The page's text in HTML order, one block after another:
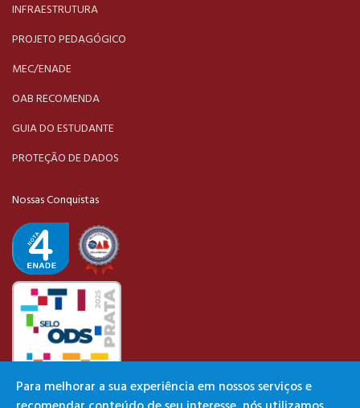
INFRAESTRUTURA
PROJETO PEDAGÓGICO
MEC/ENADE
OAB RECOMENDA
GUIA DO ESTUDANTE
PROTEÇÃO DE DADOS
Nossas Conquistas
Para melhorar a sua experiência em nossos serviços e